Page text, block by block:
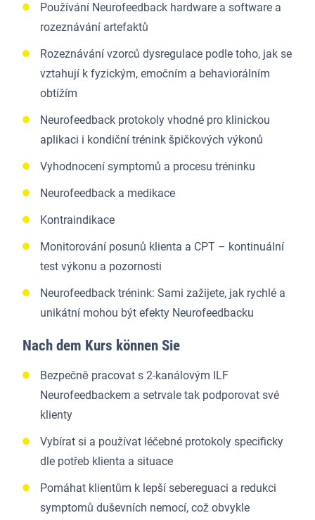
Používání Neurofeedback hardware a software a
rozeznávání artefaktů
Rozeznávání vzorců dysregulace podle toho, jak se
vztahují k fyzickým, emočním a behaviorálním
obtížím
Neurofeedback protokoly vhodné pro klinickou
aplikaci i kondiční trénink špičkových výkonů
Vyhodnocení symptomů a procesu tréninku
Neurofeedback a medikace
Kontraindikace
Monitorování posunů klienta a CPT – kontinuální
test výkonu a pozornosti
Neurofeedback trénink: Sami zažijete, jak rychlé a
unikátní mohou být efekty Neurofeedbacku
Nach dem Kurs können Sie
Bezpečně pracovat s 2-kanálovým ILF
Neurofeedbackem a setrvale tak podporovat své
klienty
Vybírat si a používat léčebné protokoly specificky
dle potřeb klienta a situace
Pomáhat klientům k lepší sebereguaci a redukci
symptomů duševních nemocí, což obvykle